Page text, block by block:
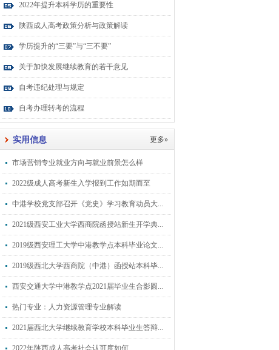
2022年提升本科学历的重要性
陕西成人高考政策分析与政策解读
学历提升的“三要”与“三不要”
关于加快发展继续教育的若干意见
自考违纪处理与规定
自考办理转考的流程
实用信息 更多»
市场营销专业就业方向与就业前景怎么样
2022级成人高考新生入学报到工作如期而至
中港学校党支部召开《党史》学习教育动员大...
2021级西安工业大学西商院函授站新生开学典...
2019级西安理工大学中港教学点本科毕业论文...
2019级西北大学西商院（中港）函授站本科毕...
西安交通大学中港教学点2021届毕业生合影圆...
热门专业：人力资源管理专业解读
2021届西北大学继续教育学校本科毕业生答辩...
2022年陕西成人高考社会认可度如何